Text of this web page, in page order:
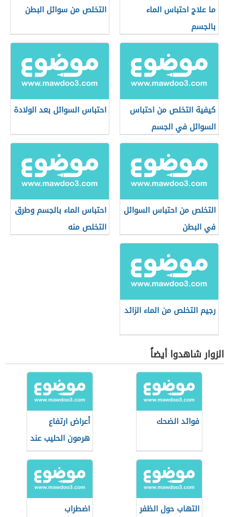
ما علاج احتباس الماء
بالجسم
التخلص من سوائل البطن
كيفية التخلص من احتباس
السوائل في الجسم
احتباس السوائل بعد الولادة
التخلص من احتباس السوائل
في البطن
احتباس الماء بالجسم وطرق
التخلص منه
رجيم التخلص من الماء الزائد
الزوار شاهدوا أيضاً
فوائد الضحك
أعراض ارتفاع
هرمون الحليب عند
الرجال
التهاب حول الظفر اضطراب